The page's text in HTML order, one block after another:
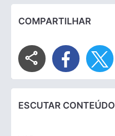
COMPARTILHAR
share
ESCUTAR CONTEÚDO